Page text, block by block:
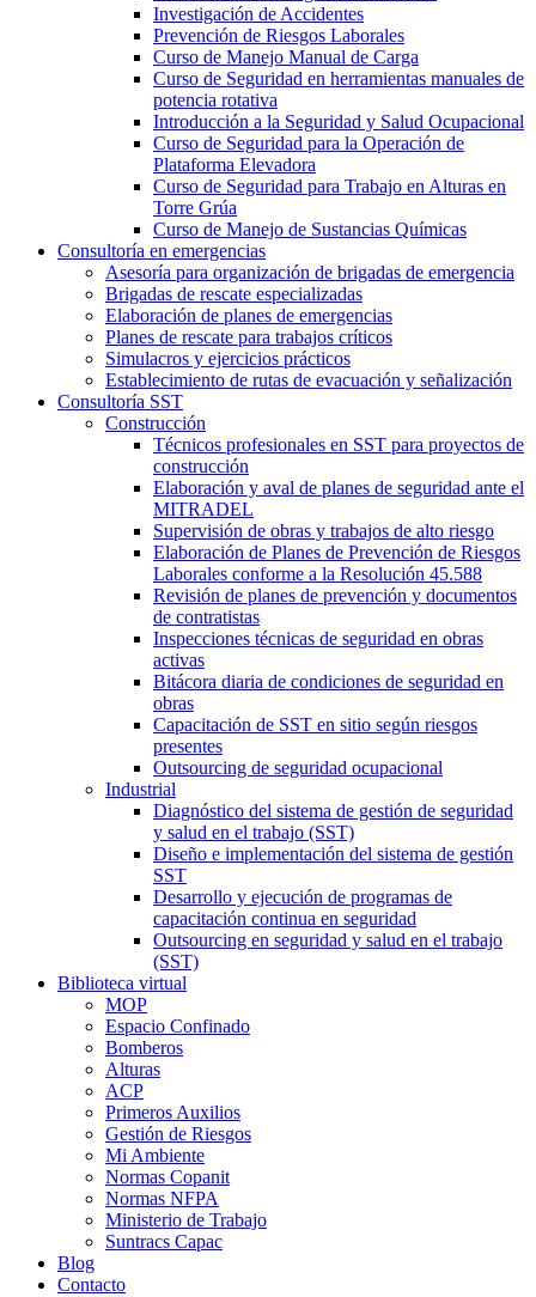
Investigación de Accidentes
Prevención de Riesgos Laborales
Curso de Manejo Manual de Carga
Curso de Seguridad en herramientas manuales de
potencia rotativa
Introducción a la Seguridad y Salud Ocupacional
Curso de Seguridad para la Operación de
Plataforma Elevadora
Curso de Seguridad para Trabajo en Alturas en
Torre Grúa
Curso de Manejo de Sustancias Químicas
Consultoría en emergencias
Asesoría para organización de brigadas de emergencia
Brigadas de rescate especializadas
Elaboración de planes de emergencias
Planes de rescate para trabajos críticos
Simulacros y ejercicios prácticos
Establecimiento de rutas de evacuación y señalización
Consultoría SST
Construcción
Técnicos profesionales en SST para proyectos de
construcción
Elaboración y aval de planes de seguridad ante el
MITRADEL
Supervisión de obras y trabajos de alto riesgo
Elaboración de Planes de Prevención de Riesgos
Laborales conforme a la Resolución 45.588
Revisión de planes de prevención y documentos
de contratistas
Inspecciones técnicas de seguridad en obras
activas
Bitácora diaria de condiciones de seguridad en
obras
Capacitación de SST en sitio según riesgos
presentes
Outsourcing de seguridad ocupacional
Industrial
Diagnóstico del sistema de gestión de seguridad
y salud en el trabajo (SST)
Diseño e implementación del sistema de gestión
SST
Desarrollo y ejecución de programas de
capacitación continua en seguridad
Outsourcing en seguridad y salud en el trabajo
(SST)
Biblioteca virtual
MOP
Espacio Confinado
Bomberos
Alturas
ACP
Primeros Auxilios
Gestión de Riesgos
Mi Ambiente
Normas Copanit
Normas NFPA
Ministerio de Trabajo
Suntracs Capac
Blog
Contacto